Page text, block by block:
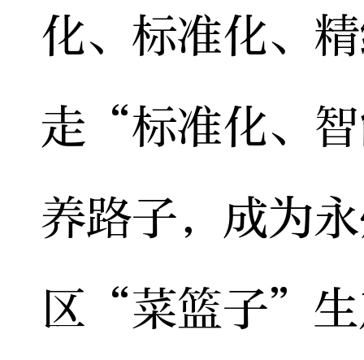
化、标准化、
走“标准化、
养路子，成为
区“菜篮子”生